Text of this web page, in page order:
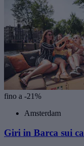
fino a -21%
Amsterdam
Giri in Barca sui